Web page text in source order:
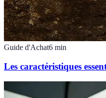
Guide d'Achat6 min
Les caractéristiques